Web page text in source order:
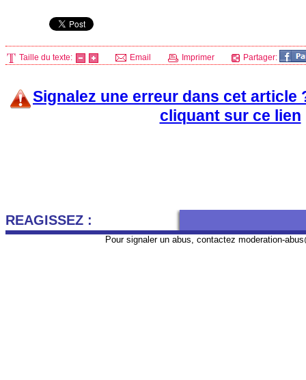
Taille du texte: Email Imprimer Partager:
Signalez une erreur dans cet article
cliquant sur ce lien
REAGISSEZ :
Pour signaler un abus, contactez moderation-